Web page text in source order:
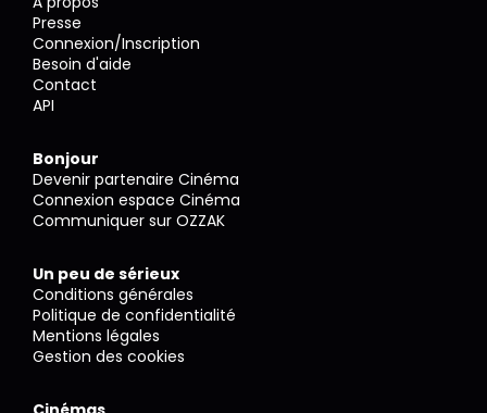
Presse
Connexion/Inscription
Besoin d'aide
Contact
API
Bonjour
Devenir partenaire Cinéma
Connexion espace Cinéma
Communiquer sur OZZAK
Un peu de sérieux
Conditions générales
Politique de confidentialité
Mentions légales
Gestion des cookies